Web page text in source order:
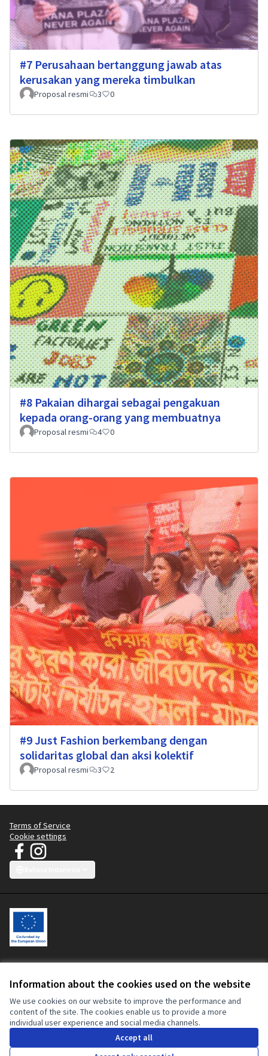
Information about the cookies used on the website
We use cookies on our website to improve the performance and
content of the site. The cookies enable us to provide a more
individual user experience and social media channels.
Accept all
#7 Perusahaan bertanggung jawab atas
kerusakan yang mereka timbulkan
Proposal resmi 3 0
#8 Pakaian dihargai sebagai pengakuan
kepada orang-orang yang membuatnya
Proposal resmi 4 0
#9 Just Fashion berkembang dengan
solidaritas global dan aksi kolektif
Proposal resmi 3 2
Terms of Service
Cookie settings
JT Manifesto - Kampanye Pakaian Bersih at Facebook
(External link)
JT Manifesto - Kampanye Pakaian Bersih at Instagram
Platform partisipatif ini didanai bersama oleh Uni Eropa. Konten situs
dan sama sekali tidak dapat dianggap mencerminkan pandangan Uni
Eropa atau Komisi Eropa.